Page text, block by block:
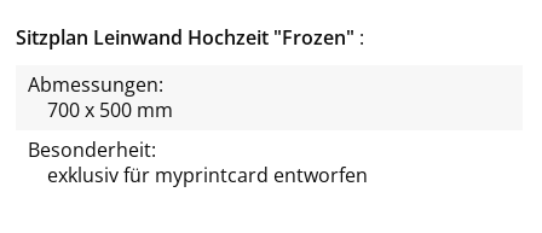
Sitzplan Leinwand Hochzeit "Frozen"
Abmessungen:
700 x 500 mm
Besonderheit:
exklusiv für myprintcard entworfen